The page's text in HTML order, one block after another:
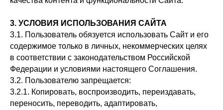
3. УСЛОВИЯ ИСПОЛЬЗОВАНИЯ САЙТА
3.1. Пользователь обязуется использовать Сайт и его
содержимое только в личных, некоммерческих целях
в соответствии с законодательством Российской
Федерации и условиями настоящего Соглашения.
3.2. Пользователю запрещается:
3.2.1. Копировать, воспроизводить, переиздавать,
переносить, переводить, адаптировать,